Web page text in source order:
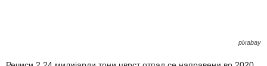
pixabay